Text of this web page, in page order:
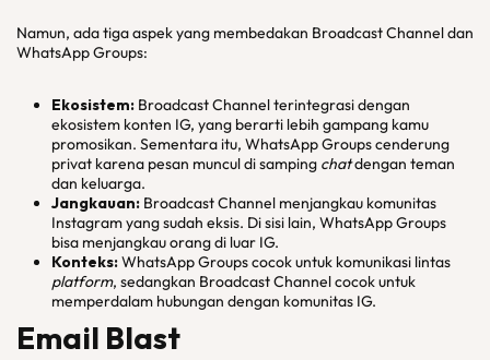
Namun, ada tiga aspek yang membedakan Broadcast Channel dan
WhatsApp Groups:
Ekosistem: Broadcast Channel terintegrasi dengan
ekosistem konten IG, yang berarti lebih gampang kamu
promosikan. Sementara itu, WhatsApp Groups cenderung
privat karena pesan muncul di samping chatdengan teman
dan keluarga.
Jangkauan: Broadcast Channel menjangkau komunitas
Instagram yang sudah eksis. Di sisi lain, WhatsApp Groups
bisa menjangkau orang di luar IG.
Konteks:WhatsApp Groups cocok untuk komunikasi lintas
platform, sedangkan Broadcast Channel cocok untuk
memperdalam hubungan dengan komunitas IG.
Email Blast